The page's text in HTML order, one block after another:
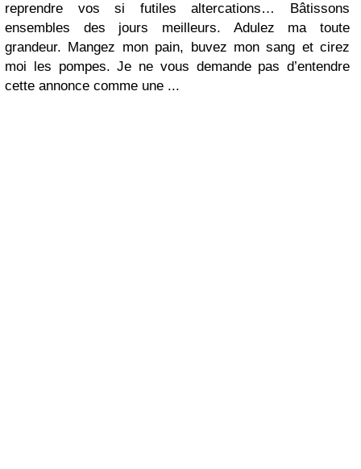
reprendre vos si futiles altercations… Bâtissons
ensembles des jours meilleurs. Adulez ma toute
grandeur. Mangez mon pain, buvez mon sang et cirez
moi les pompes. Je ne vous demande pas d’entendre
cette annonce comme une ...